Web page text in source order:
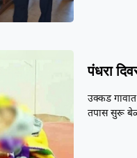
पंधरा
उक्कड
तपास सुरू